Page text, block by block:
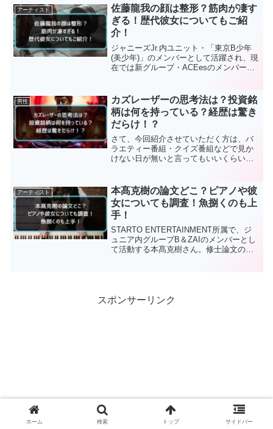
られ、30以上のものまねレパートリーで
観客を楽しませるもの...
アーティスト
佐藤龍我の顔は整形？筋肉が凄す
ぎる！歴代彼女についてもご紹
介！
ジャニーズJr.内ユニット・「東京B少年
(美少年)」のメンバーとして活躍され、現
在では新グループ・ACEesのメンバーと
一獲千金ゲーム』に出演。そのドラマで
演じた...
男性
カズレーザーの思考法は？投資銘
柄は何を持っている？経歴は驚き
だらけ！？
さて、今回紹介させていただく方は、バ
ラエティー番組・クイズ番組などで見か
けない日が無いと言ってもいいくらい
になっているのが、カズレーザーさんで
す。2025年8月10日...
アーティスト
本髙克樹の論文どこ？ピアノや彼
女についても調査！魚捌くのも上
手！
STARTO ENTERTAINMENT所属で、ジ
ュニア内グループB＆ZAIのメンバーとし
て活動する本髙克樹さん。修士論文の話
スポンサーリンク
ホーム 検索 トップ サイドバー